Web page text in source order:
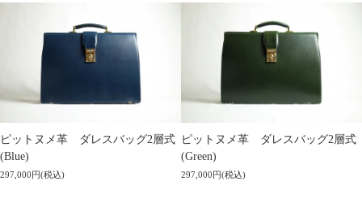
ピットヌメ革 ダレスバッグ2層式
(Blue)
297,000円(税込)
ピットヌメ革 ダレスバッグ2層式
(Green)
297,000円(税込)